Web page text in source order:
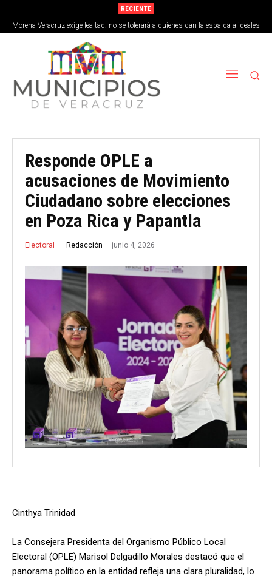
RECIENTE
Morena Veracruz exige lealtad: no se tolerará a quienes dan la espalda a ideales
de la 4T
Responde OPLE a
acusaciones de Movimiento
Ciudadano sobre elecciones
en Poza Rica y Papantla
Electoral Redacción junio 4, 2026
Cinthya Trinidad
La Consejera Presidenta del Organismo Público Local
Electoral (OPLE) Marisol Delgadillo Morales destacó que el
panorama político en la entidad refleja una clara pluralidad, lo